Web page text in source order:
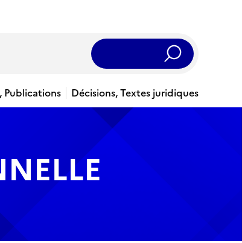
Rechercher
Publications Décisions, Textes juridiques